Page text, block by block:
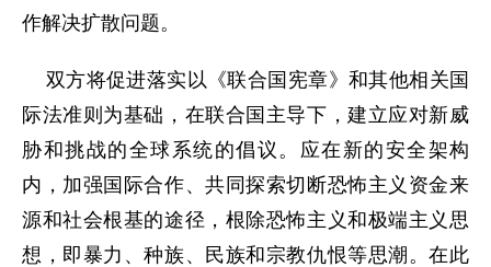
作解决扩散问题。
双方将促进落实以《联合国宪章》和其他相关国
际法准则为基础，在联合国主导下，建立应对新威
胁和挑战的全球系统的倡议。应在新的安全架构
内，加强国际合作、共同探索切断恐怖主义资金来
源和社会根基的途径，根除恐怖主义和极端主义思
想，即暴力、种族、民族和宗教仇恨等思潮。在此